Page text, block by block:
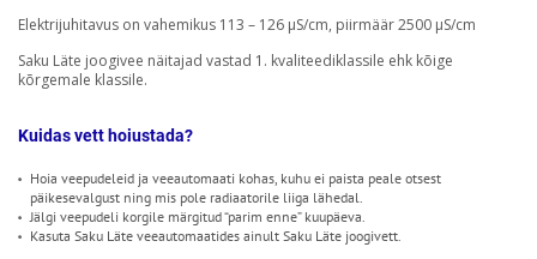
Elektrijuhitavus on vahemikus 113 – 126 μS/cm, piirmäär 2500 μS/cm
Saku Läte joogivee näitajad vastad 1. kvaliteediklassile ehk kõige
kõrgemale klassile.
Kuidas vett hoiustada?
Hoia veepudeleid ja veeautomaati kohas, kuhu ei paista peale otsest
päikesevalgust ning mis pole radiaatorile liiga lähedal.
Jälgi veepudeli korgile märgitud “parim enne” kuupäeva.
Kasuta Saku Läte veeautomaatides ainult Saku Läte joogivett.